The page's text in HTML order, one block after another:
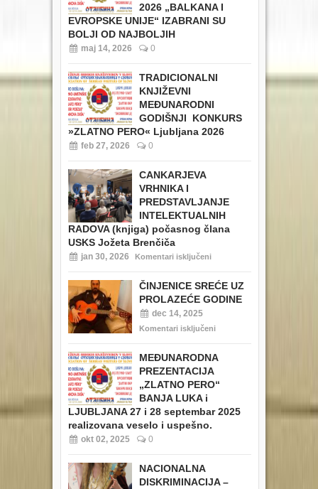
2026 „BALKANA I
EVROPSKE UNIJE“ IZABRANI SU
BOLJI OD NAJBOLJIH
maj 14, 2026 0
TRADICIONALNI
KNJIŽEVNI
MEĐUNARODNI
GODIŠNJI KONKURS
»ZLATNO PERO« Ljubljana 2026
feb 27, 2026 0
CANKARJEVA
VRHNIKA I
PREDSTAVLJANJE
INTELEKTUALNIH
RADOVA (knjiga) počasnog člana
USKS Jožeta Brenčiča
jan 30, 2026 Komentari isključeni
ČINJENICE SREĆE UZ
PROLAZEĆE GODINE
dec 14, 2025
Komentari isključeni
MEĐUNARODNA
PREZENTACIJA
„ZLATNO PERO“
BANJA LUKA i
LJUBLJANA 27 i 28 septembar 2025
realizovana veselo i uspešno.
okt 02, 2025 0
NACIONALNA
DISKRIMINACIJA –